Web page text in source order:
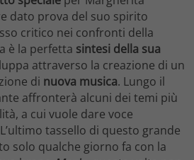
dato prova del suo spirito
critico nei confronti della
è la perfetta sintesi della sua
attraverso la creazione di un
di nuova musica. Lungo il
affronterà alcuni dei temi più
a cui vuole dare voce
tassello di questo grande
solo qualche giorno fa con la